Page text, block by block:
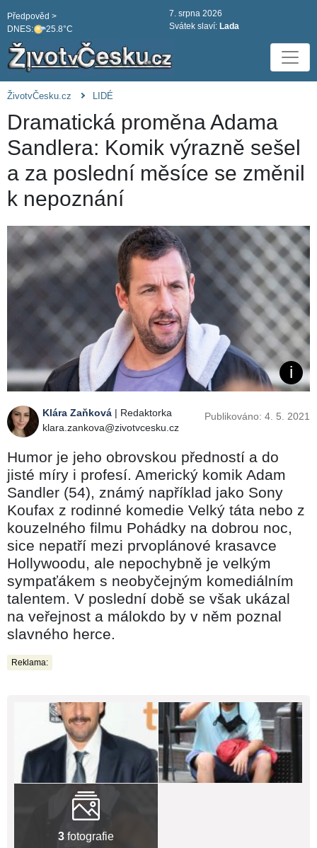
DNES: 25.8°C
Předpověd >
7. srpna 2026
Svátek slaví: Lada
ŽivotvČesku.cz LIDÉ
Dramatická proměna Adama
Sandlera: Komik výrazně sešel
a za poslední měsíce se změnil
k nepoznání
Klára Zaňková | Redaktorka
klara.zankova@zivotvcesku.cz
Publikováno: 4. 5. 2021
Humor je jeho obrovskou předností a do
jisté míry i profesí. Americký komik Adam
Sandler (54), známý například jako Sony
Koufax z rodinné komedie Velký táta nebo z
kouzelného filmu Pohádky na dobrou noc,
sice nepatří mezi prvoplánové krasavce
Hollywoodu, ale nepochybně je velkým
sympaťákem s neobyčejným komediálním
talentem. V poslední době se však ukázal
na veřejnost a málokdo by v něm poznal
slavného herce.
Reklama:
3 fotografie